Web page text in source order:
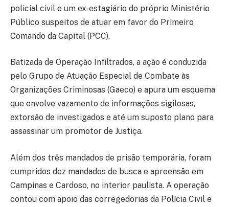
policial civil e um ex-estagiário do próprio Ministério
Público suspeitos de atuar em favor do Primeiro
Comando da Capital (PCC).
Batizada de Operação Infiltrados, a ação é conduzida
pelo Grupo de Atuação Especial de Combate às
Organizações Criminosas (Gaeco) e apura um esquema
que envolve vazamento de informações sigilosas,
extorsão de investigados e até um suposto plano para
assassinar um promotor de Justiça.
Além dos três mandados de prisão temporária, foram
cumpridos dez mandados de busca e apreensão em
Campinas e Cardoso, no interior paulista. A operação
contou com apoio das corregedorias da Polícia Civil e